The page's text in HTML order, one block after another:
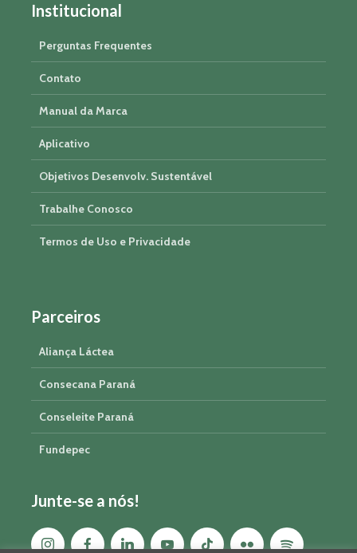
Institucional
Perguntas Frequentes
Contato
Manual da Marca
Aplicativo
Objetivos Desenvolv. Sustentável
Trabalhe Conosco
Termos de Uso e Privacidade
Parceiros
Aliança Láctea
Consecana Paraná
Conseleite Paraná
Fundepec
Junte-se a nós!